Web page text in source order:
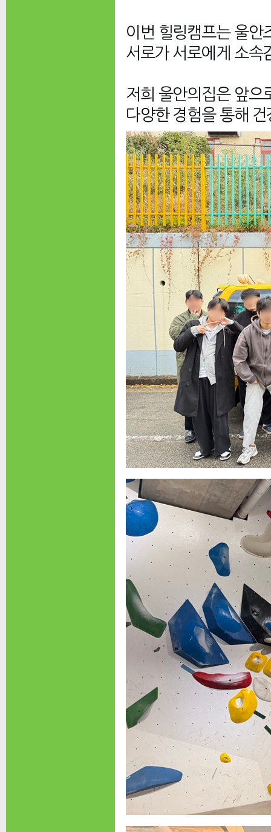
이번 힐링캠프는 울안
서로가 서로에게 소속
저희 울안의집은 앞으
다양한 경험을 통해